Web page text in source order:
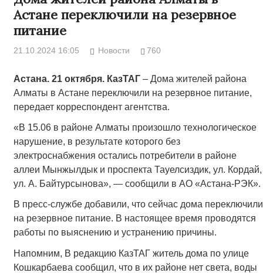
Астане переключили на резервное
питание
21.10.2024 16:05 Новости 760
Астана. 21 октября. КазТАГ– Дома жителей района
Алматы в Астане переключили на резервное питание,
передает корреспондент агентства.
«В 15.06 в районе Алматы произошло технологическое
нарушение, в результате которого без
электроснабжения остались потребители в районе
аллеи Мынжылдык и проспекта Тауелсиздик, ул. Кордай,
ул. А. Байтурсынова», — сообщили в АО «Астана-РЭК».
В пресс-службе добавили, что сейчас дома переключили
на резервное питание. В настоящее время проводятся
работы по выяснению и устранению причины.
Напомним, В редакцию КазТАГ житель дома по улице
Кошкарбаева сообщил, что в их районе нет света, воды